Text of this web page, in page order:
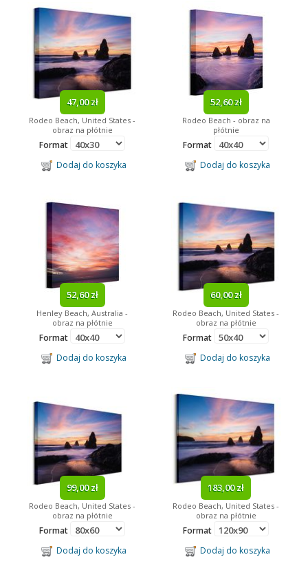
47,00 zł
Rodeo Beach, United States -
obraz na płótnie
Format
Dodaj do koszyka
52,60 zł
Rodeo Beach - obraz na
płótnie
Format
Dodaj do koszyka
52,60 zł
Henley Beach, Australia -
obraz na płótnie
Format
Dodaj do koszyka
60,00 zł
Rodeo Beach, United States -
obraz na płótnie
Format
Dodaj do koszyka
99,00 zł
Rodeo Beach, United States -
obraz na płótnie
Format
Dodaj do koszyka
183,00 zł
Rodeo Beach, United States -
obraz na płótnie
Format
Dodaj do koszyka